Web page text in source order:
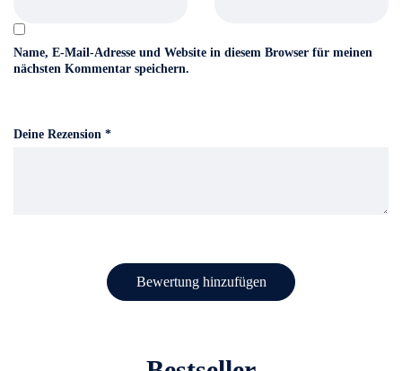
Deine Rezension *
Name, E-Mail-Adresse und Website in diesem Browser für meinen
nächsten Kommentar speichern.